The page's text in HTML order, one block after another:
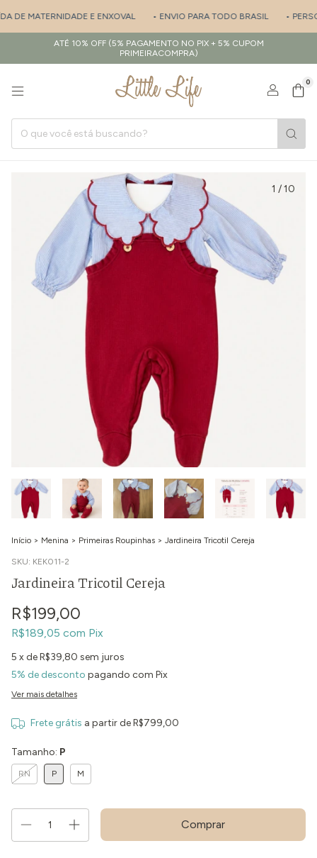
MATERNIDADE E ENXOVAL • ENVIO PARA TODO BRASIL •
ATÉ 10% OFF (5% PAGAMENTO NO PIX + 5% CUPOM
PRIMEIRACOMPRA)
0
1 /10
Início > Menina > Primeiras Roupinhas > Jardineira Tricotil Cereja
SKU: KEK011-2
Jardineira Tricotil Cereja
R$199,00
R$189,05 com Pix
5 x deR$39,80 sem juros
5% de desconto pagando com Pix
Ver mais detalhes
Frete grátis a partir deR$799,00
Tamanho: P
RN P M